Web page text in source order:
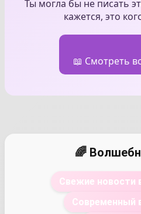
Ты могла бы не писать
кажется, это
📖 Смотреть
🌈
Свежие новости
Современный